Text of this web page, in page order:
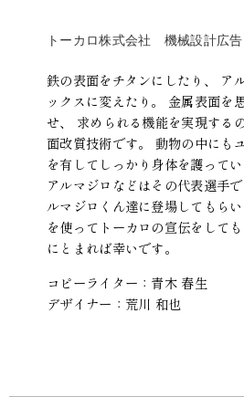
トーカロ株式会社 機械設計広告
鉄の表面をチタンにしたり、 ア
ックスに変えたり。 金属表面を
せ、 求められる機能を実現する
面改質技術です。 動物の中にも
を有してしっかり身体を護ってい
アルマジロなどはその代表選手
ルマジロくん達に登場してもら
を使ってトーカロの宣伝をして
にとまれば幸いです。
コピーライター：青木 春生
デザイナー：荒川 和也